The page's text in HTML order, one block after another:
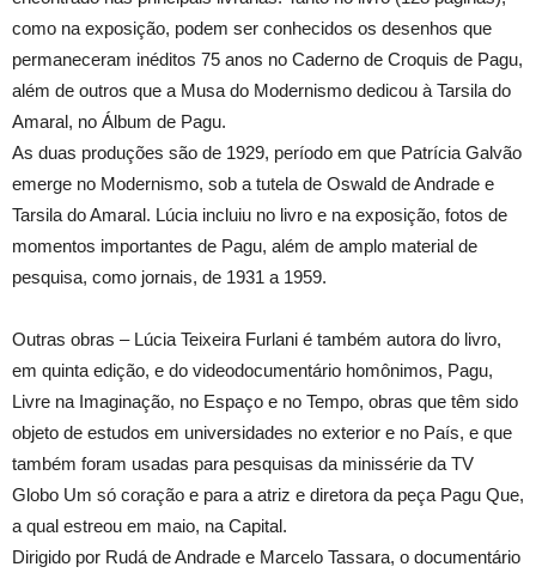
como na exposição, podem ser conhecidos os desenhos que
permaneceram inéditos 75 anos no Caderno de Croquis de Pagu,
além de outros que a Musa do Modernismo dedicou à Tarsila do
Amaral, no Álbum de Pagu.
As duas produções são de 1929, período em que Patrícia Galvão
emerge no Modernismo, sob a tutela de Oswald de Andrade e
Tarsila do Amaral. Lúcia incluiu no livro e na exposição, fotos de
momentos importantes de Pagu, além de amplo material de
pesquisa, como jornais, de 1931 a 1959.
Outras obras – Lúcia Teixeira Furlani é também autora do livro,
em quinta edição, e do videodocumentário homônimos, Pagu,
Livre na Imaginação, no Espaço e no Tempo, obras que têm sido
objeto de estudos em universidades no exterior e no País, e que
também foram usadas para pesquisas da minissérie da TV
Globo Um só coração e para a atriz e diretora da peça Pagu Que,
a qual estreou em maio, na Capital.
Dirigido por Rudá de Andrade e Marcelo Tassara, o documentário